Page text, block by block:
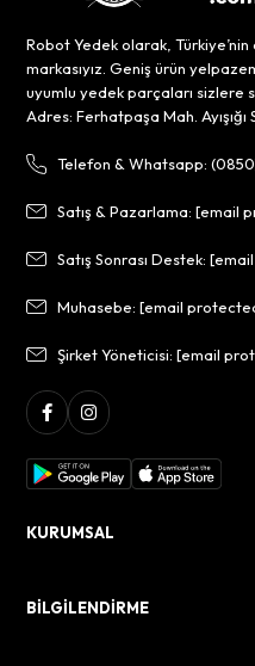
Robot Yedek olarak,
markasıyız. Geniş ürün
uyumlu yedek parçaları sizlere
Adres: Ferhatpaşa Mah.
Telefon & Whatsapp:
Satış & Pazarlama:[email
Satış Sonrası Destek:
Muhasebe:[email
Şirket Yöneticisi:[email
KURUMSAL
BİLGİLENDİRME